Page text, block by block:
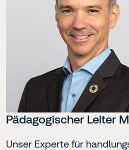
Pädagogischer Leiter
Unser Experte für